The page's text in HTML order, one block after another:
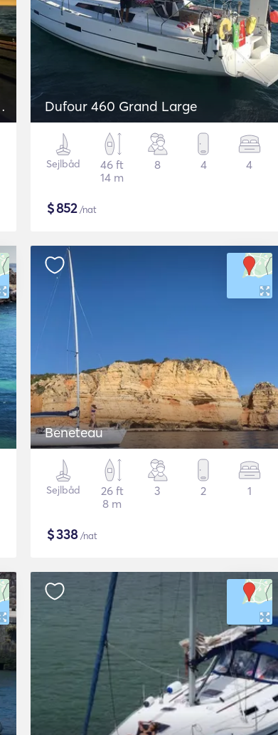
Dufour 460 Grand Large
Sejlbåd
46 ft
14 m
8 4 4
$852/nat
Beneteau
Sejlbåd
26 ft
8 m
3 2 1
$338/nat